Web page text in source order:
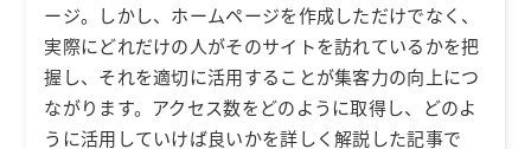
ージ。しかし、ホームページを作成しただけでなく、
実際にどれだけの人がそのサイトを訪れているかを把
握し、それを適切に活用することが集客力の向上につ
ながります。アクセス数をどのように取得し、どのよ
うに活用していけば良いかを詳しく解説した記事で